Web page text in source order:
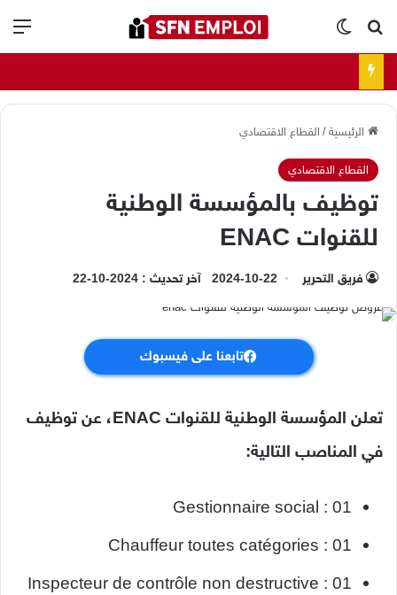
بحث عنالوضع المظلم
الرئيسية/ القطاع الاقتصادي
القطاع الاقتصادي
توظيف بالمؤسسة الوطنية
للقنوات ENAC
فريق التحرير 2024-10-22 آخر تحديث : 2024-10-22
تابعنا على فيسبوك
تعلن المؤسسة الوطنية للقنوات ENAC، عن توظيف
في المناصب التالية:
Gestionnaire social : 01
Chauffeur toutes catégories : 01
Inspecteur de contrôle non destructive : 01